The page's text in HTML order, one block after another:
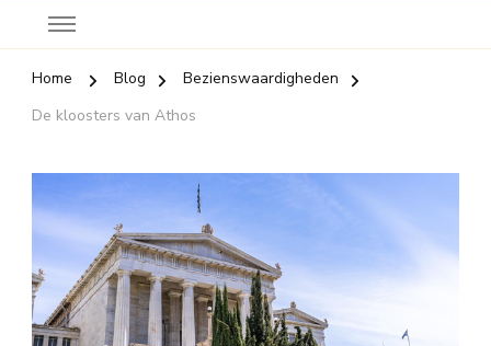
Home Blog
Bezienswaardigheden
De kloosters van Athos